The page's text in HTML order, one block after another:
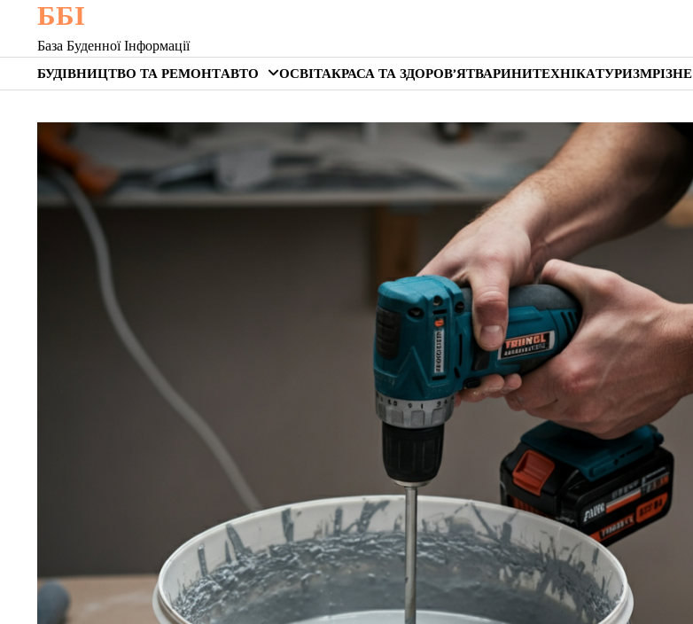
content
ББІ
База Буденної Інформації
БУДІВНИЦТВО ТА РЕМОНТАВТО ОСВІТАКРАСА ТА ЗДОРОВ’ЯТВАРИНИТЕХНІКАТУРИЗМРІЗНЕ